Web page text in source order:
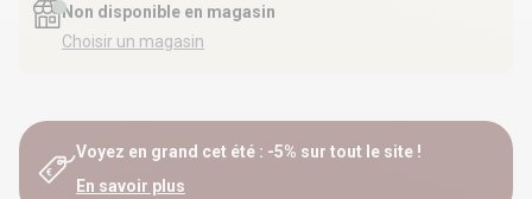
Non disponible en magasin
Choisir un magasin
Voyez en grand cet été : -5% sur tout le site !
En savoir plus